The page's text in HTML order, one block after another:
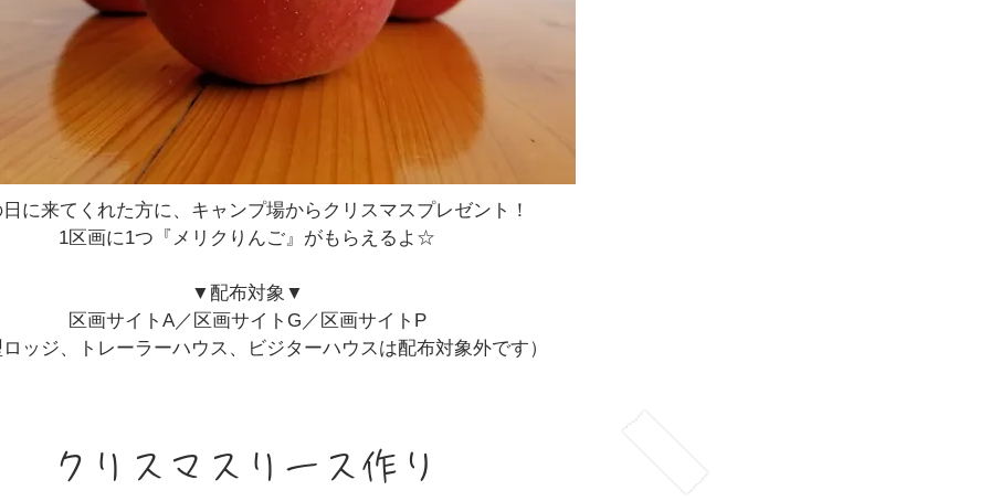
に来てくれた方に、キャンプ場からクリスマスプレゼント！
1区画に1つ『メリクりんご』がもらえるよ☆
▼配布対象▼
区画サイトA／区画サイトG／区画サイトP
ッジ、トレーラーハウス、ビジターハウスは配布対象外です）
クリスマスリース作り